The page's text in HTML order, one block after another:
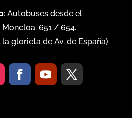
: Autobuses desde el
Moncloa: 651/ 654.
glorieta de Av. de España)